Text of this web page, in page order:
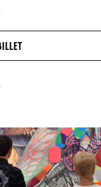
- NOUVELLE FENÊTRE